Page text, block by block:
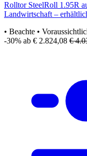
Rolltor SteelRoll 1.95R
Landwirtschaft –
• Beachte •
-30% ab € 2.824,08 €